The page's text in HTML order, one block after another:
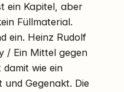
ein Kapitel, aber
Füllmaterial.
ein. Heinz Rudolf
/ Ein Mittel gegen
damit wie ein
Gegenakt. Die